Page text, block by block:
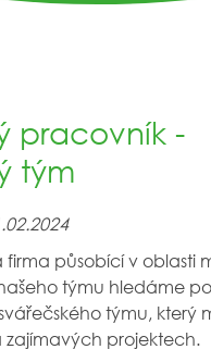
pracovník -
tým
firma působící v oblasti
týmu hledáme
týmu, který
projektech.